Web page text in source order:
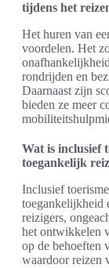
tijdens het
Het huren van
voordelen. Het
rondrijden en
Daarnaast zijn
bieden ze meer
Wat is inclusief
toegankelijk
Inclusief
toegankelijkheid
reizigers,
het ontwikkelen
op de behoeften
waardoor reizen